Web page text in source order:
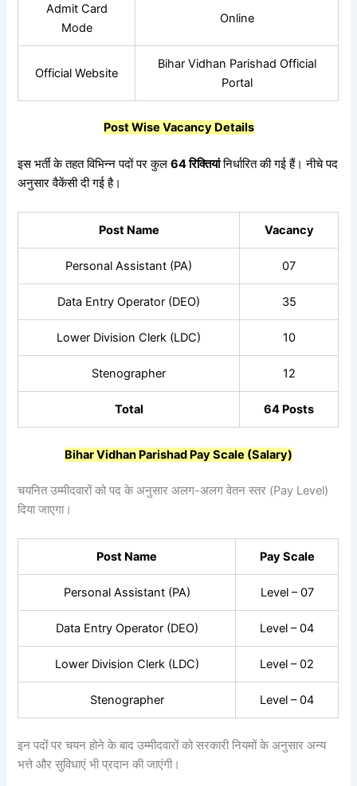
Admit Card
Mode
Online
Official Website
Bihar Vidhan Parishad Official
Portal
Post Wise Vacancy Details
इस भर्ती के तहत विभिन्न पदों पर कुल64रिक्तियांनिर्धारित की गई हैं। नीचे पद
अनुसार वैकेंसी दी गई है।
Post Name Vacancy
Personal Assistant (PA) 07
Data Entry Operator (DEO) 35
Lower Division Clerk (LDC) 10
Stenographer 12
Total 64 Posts
Bihar Vidhan Parishad Pay Scale (Salary)
चयनित उम्मीदवारों को पद के अनुसार अलग-अलग वेतन स्तर (Pay Level)
दिया जाएगा।
Post Name Pay Scale
Personal Assistant (PA) Level – 07
Data Entry Operator (DEO) Level – 04
Lower Division Clerk (LDC) Level – 02
Stenographer Level – 04
इन पदों पर चयन होने के बाद उम्मीदवारों को सरकारी नियमों के अनुसार अन्य
भत्ते और सुविधाएं भी प्रदान की जाएंगी।